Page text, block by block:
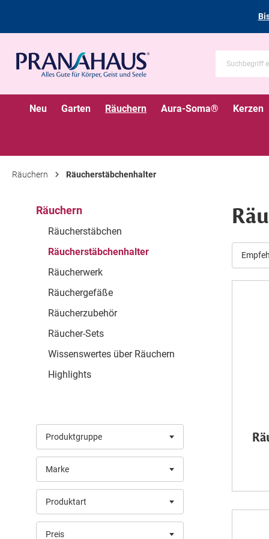
Neu Garten Räuchern Aura-Soma® Kerzen
Räuchern Räucherstäbchenhalter
Räuchern
Räucherstäbchen
Räucherstäbchenhalter
Räucherwerk
Räuchergefäße
Räucherzubehör
Räucher-Sets
Wissenswertes über Räuchern
Highlights
Produktgruppe
Marke
Produktart
Preis